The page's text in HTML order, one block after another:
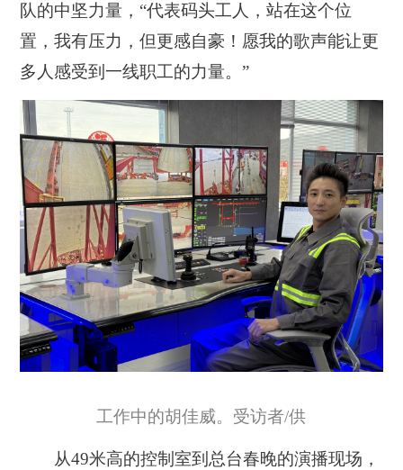
队的中坚力量，“代表码头工人，站在这个位
置，我有压力，但更感自豪！愿我的歌声能让更
多人感受到一线职工的力量。”
工作中的胡佳威。受访者/供
从49米高的控制室到总台春晚的演播现场，